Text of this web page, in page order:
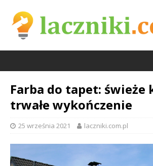
Farba do tapet: świeże
trwałe wykończenie
25 września 2021 laczniki.com.pl